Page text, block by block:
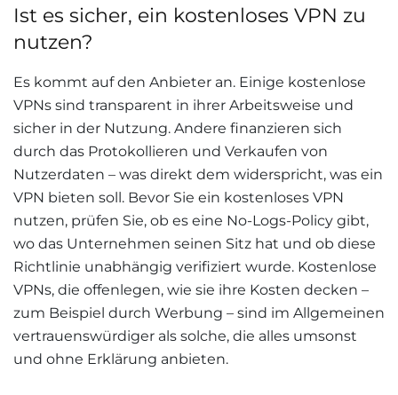
Ist es sicher, ein kostenloses VPN zu
nutzen?
Es kommt auf den Anbieter an. Einige kostenlose
VPNs sind transparent in ihrer Arbeitsweise und
sicher in der Nutzung. Andere finanzieren sich
durch das Protokollieren und Verkaufen von
Nutzerdaten – was direkt dem widerspricht, was ein
VPN bieten soll. Bevor Sie ein kostenloses VPN
nutzen, prüfen Sie, ob es eine No-Logs-Policy gibt,
wo das Unternehmen seinen Sitz hat und ob diese
Richtlinie unabhängig verifiziert wurde. Kostenlose
VPNs, die offenlegen, wie sie ihre Kosten decken –
zum Beispiel durch Werbung – sind im Allgemeinen
vertrauenswürdiger als solche, die alles umsonst
und ohne Erklärung anbieten.